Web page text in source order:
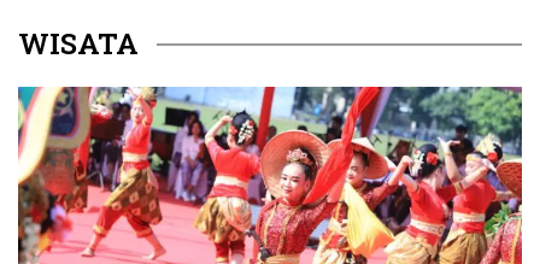
WISATA